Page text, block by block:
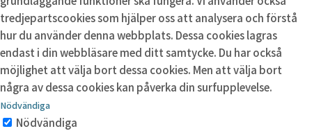
tredjepartscookies som hjälper oss att analysera och förstå
hur du använder denna webbplats. Dessa cookies lagras
endast i din webbläsare med ditt samtycke. Du har också
möjlighet att välja bort dessa cookies. Men att välja bort
några av dessa cookies kan påverka din surfupplevelse.
Nödvändiga
Nödvändiga